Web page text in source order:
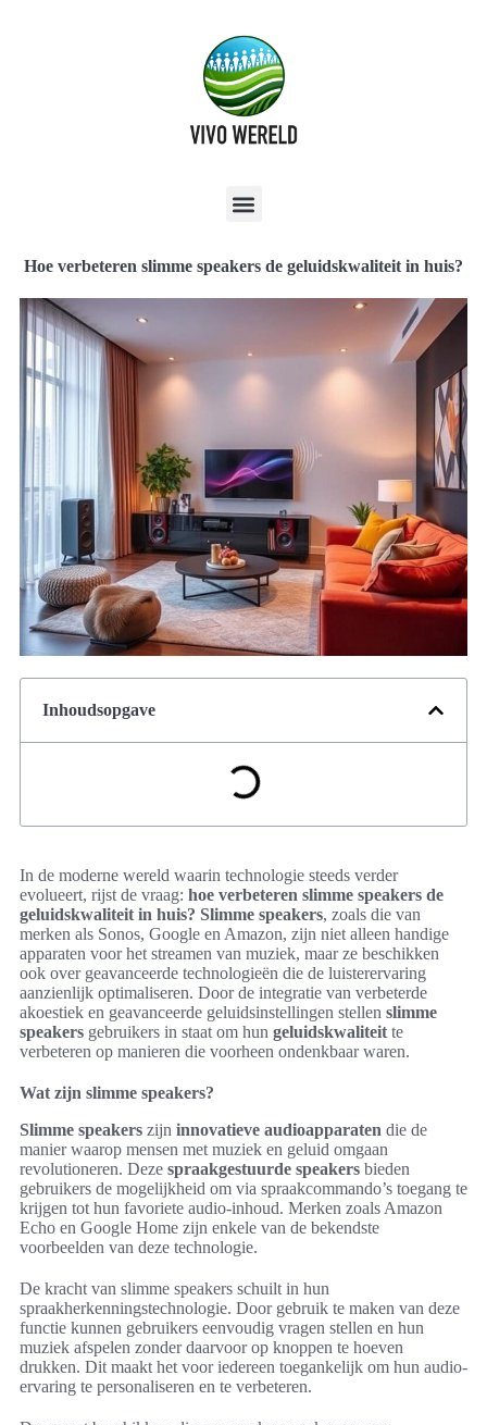
Hoe verbeteren slimme speakers de geluidskwaliteit in huis?
Inhoudsopgave
In de moderne wereld waarin technologie steeds verder
evolueert, rijst de vraag: hoe verbeteren slimme speakers de
geluidskwaliteit in huis? Slimme speakers, zoals die van
merken als Sonos, Google en Amazon, zijn niet alleen handige
apparaten voor het streamen van muziek, maar ze beschikken
ook over geavanceerde technologieën die de luisterervaring
aanzienlijk optimaliseren. Door de integratie van verbeterde
akoestiek en geavanceerde geluidsinstellingen stellen slimme
speakers gebruikers in staat om hun geluidskwaliteit te
verbeteren op manieren die voorheen ondenkbaar waren.
Wat zijn slimme speakers?
Slimme speakers zijn innovatieve audioapparaten die de
manier waarop mensen met muziek en geluid omgaan
revolutioneren. Deze spraakgestuurde speakers bieden
gebruikers de mogelijkheid om via spraakcommando’s toegang te
krijgen tot hun favoriete audio-inhoud. Merken zoals Amazon
Echo en Google Home zijn enkele van de bekendste
voorbeelden van deze technologie.
De kracht van slimme speakers schuilt in hun
spraakherkenningstechnologie. Door gebruik te maken van deze
functie kunnen gebruikers eenvoudig vragen stellen en hun
muziek afspelen zonder daarvoor op knoppen te hoeven
drukken. Dit maakt het voor iedereen toegankelijk om hun audio-
ervaring te personaliseren en te verbeteren.